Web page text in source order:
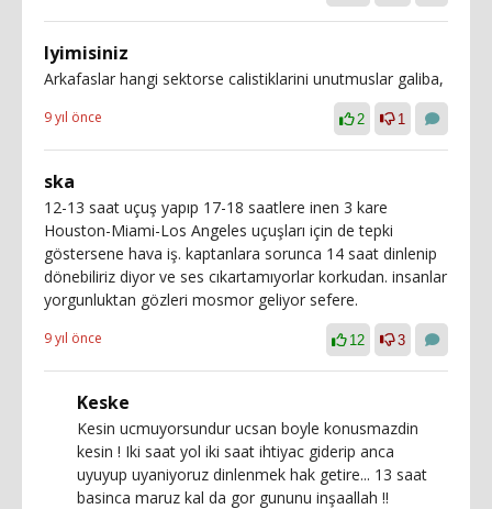
Iyimisiniz
Arkafaslar hangi sektorse calistiklarini unutmuslar galiba,
9 yıl önce 2 1
ska
12-13 saat uçuş yapıp 17-18 saatlere inen 3 kare
Houston-Miami-Los Angeles uçuşları için de tepki
göstersene hava iş. kaptanlara sorunca 14 saat dinlenip
dönebiliriz diyor ve ses cıkartamıyorlar korkudan. insanlar
yorgunluktan gözleri mosmor geliyor sefere.
9 yıl önce 12 3
Keske
Kesin ucmuyorsundur ucsan boyle konusmazdin
kesin ! Iki saat yol iki saat ihtiyac giderip anca
uyuyup uyaniyoruz dinlenmek hak getire... 13 saat
basinca maruz kal da gor gununu inşaallah !!